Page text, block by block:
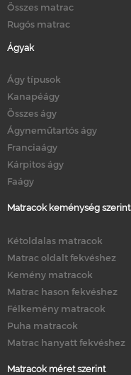
Összes matrac
Rugós matrac
Ágyak
Ágy típusok
Kanapéágy
Összes ágy
Ágyneműtartós ágy
Franciaágy
Kárpitos ágy
Faágy
Matracok keménység szerint
Kétoldalas matracok
Matrac oldalt fekvéshez
Kemény matracok
Matrac hason fekvéshez
Félkemény matracok
Puha matracok
Matrac hanyatt fekvéshez
Matracok méret szerint